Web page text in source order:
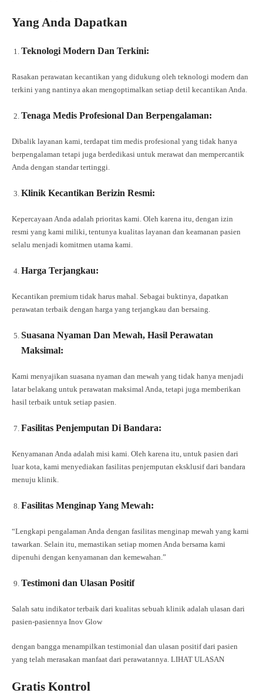
Yang Anda Dapatkan
Teknologi Modern Dan Terkini:
Rasakan perawatan kecantikan yang didukung oleh teknologi modern dan
terkini yang nantinya akan mengoptimalkan setiap detil kecantikan Anda.
Tenaga Medis Profesional Dan Berpengalaman:
Dibalik layanan kami, terdapat tim medis profesional yang tidak hanya
berpengalaman tetapi juga berdedikasi untuk merawat dan mempercantik
Anda dengan standar tertinggi.
Klinik Kecantikan Berizin Resmi:
Kepercayaan Anda adalah prioritas kami. Oleh karena itu, dengan izin
resmi yang kami miliki, tentunya kualitas layanan dan keamanan pasien
selalu menjadi komitmen utama kami.
Harga Terjangkau:
Kecantikan premium tidak harus mahal. Sebagai buktinya, dapatkan
perawatan terbaik dengan harga yang terjangkau dan bersaing.
Suasana Nyaman Dan Mewah, Hasil Perawatan
Maksimal:
Kami menyajikan suasana nyaman dan mewah yang tidak hanya menjadi
latar belakang untuk perawatan maksimal Anda, tetapi juga memberikan
hasil terbaik untuk setiap pasien.
Fasilitas Penjemputan Di Bandara:
Kenyamanan Anda adalah misi kami. Oleh karena itu, untuk pasien dari
luar kota, kami menyediakan fasilitas penjemputan eksklusif dari bandara
menuju klinik.
Fasilitas Menginap Yang Mewah:
“Lengkapi pengalaman Anda dengan fasilitas menginap mewah yang kami
tawarkan. Selain itu, memastikan setiap momen Anda bersama kami
dipenuhi dengan kenyamanan dan kemewahan.”
Testimoni dan Ulasan Positif
Salah satu indikator terbaik dari kualitas sebuah klinik adalah ulasan dari
pasien-pasiennya Inov Glow
dengan bangga menampilkan testimonial dan ulasan positif dari pasien
yang telah merasakan manfaat dari perawatannya. LIHAT ULASAN
Gratis Kontrol